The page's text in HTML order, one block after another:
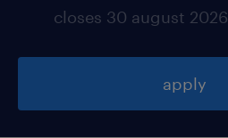
closes 30 august 2026
apply